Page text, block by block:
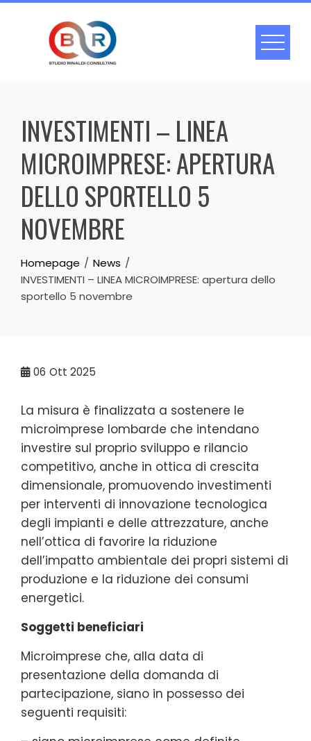
Skip
INVESTIMENTI – LINEA
MICROIMPRESE: APERTURA
DELLO SPORTELLO 5
NOVEMBRE
Homepage
News
INVESTIMENTI – LINEA MICROIMPRESE: apertura dello
sportello 5 novembre
06 Ott 2025
La misura è finalizzata a sostenere le
microimprese lombarde che intendano
investire sul proprio sviluppo e rilancio
competitivo, anche in ottica di crescita
dimensionale, promuovendo investimenti
per interventi di innovazione tecnologica
degli impianti e delle attrezzature, anche
nell’ottica di favorire la riduzione
dell’impatto ambientale dei propri sistemi di
produzione e la riduzione dei consumi
energetici.
Soggetti beneficiari
Microimprese che, alla data di
presentazione della domanda di
partecipazione, siano in possesso dei
seguenti requisiti: